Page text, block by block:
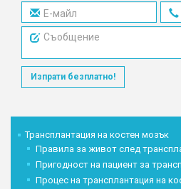
Изпрати безплатно!
Трансплантация на костен мозък
Правила за живот след
Пригодност на пациент за
Процес на трансплантация на